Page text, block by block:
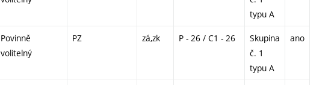
typu A
Povinně
volitelný
PZ zá,zk P - 26 / C1 - 26
Skupina
č. 1
typu A
ano